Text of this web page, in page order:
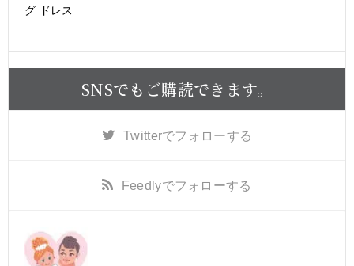
グ ドレス
SNSでもご購読できます。
Twitterでフォローする
Feedlyでフォローする